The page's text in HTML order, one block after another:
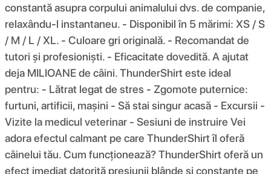
constantă asupra corpului animalului dvs. de companie,
relaxându-l instantaneu. - Disponibil în 5 mărimi: XS / S
/ M / L / XL. - Culoare gri originală. - Recomandat de
tutori și profesioniști. - Eficacitate dovedită. A ajutat
deja MILIOANE de câini. ThunderShirt este ideal
pentru: - Lătrat legat de stres - Zgomote puternice:
furtuni, artificii, mașini - Să stai singur acasă - Excursii -
Vizite la medicul veterinar - Sesiuni de instruire Vei
adora efectul calmant pe care ThunderShirt îl oferă
câinelui tău. Cum funcționează? ThunderShirt oferă un
efect imediat datorită presiunii blânde și constante pe